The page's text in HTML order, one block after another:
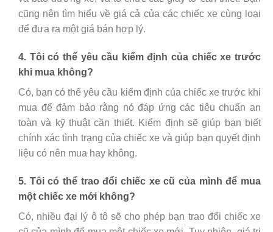
cũng nên tìm hiểu về giá cả của các chiếc xe cùng loại
để đưa ra một giá bán hợp lý.
4. Tôi có thể yêu cầu kiểm định của chiếc xe trước
khi mua không?
Có, bạn có thể yêu cầu kiểm định của chiếc xe trước khi
mua để đảm bảo rằng nó đáp ứng các tiêu chuẩn an
toàn và kỹ thuật cần thiết. Kiểm định sẽ giúp bạn biết
chính xác tình trạng của chiếc xe và giúp bạn quyết định
liệu có nên mua hay không.
5. Tôi có thể trao đổi chiếc xe cũ của mình để mua
một chiếc xe mới không?
Có, nhiều đại lý ô tô sẽ cho phép bạn trao đổi chiếc xe